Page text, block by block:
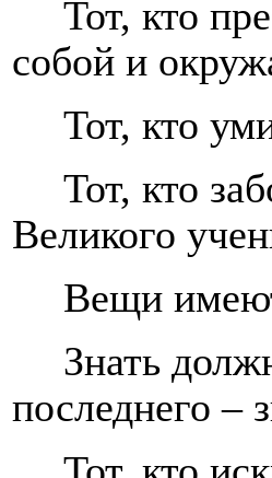
Тот, кто
собой и
Тот, кто
Тот, кто
Великого
Вещи
Знать
последнего –